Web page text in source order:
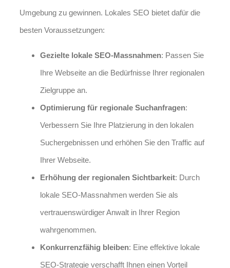
Umgebung zu gewinnen. Lokales SEO bietet dafür die
besten Voraussetzungen:
Gezielte lokale SEO-Massnahmen: Passen Sie
Ihre Webseite an die Bedürfnisse Ihrer regionalen
Zielgruppe an.
Optimierung für regionale Suchanfragen:
Verbessern Sie Ihre Platzierung in den lokalen
Suchergebnissen und erhöhen Sie den Traffic auf
Ihrer Webseite.
Erhöhung der regionalen Sichtbarkeit: Durch
lokale SEO-Massnahmen werden Sie als
vertrauenswürdiger Anwalt in Ihrer Region
wahrgenommen.
Konkurrenzfähig bleiben: Eine effektive lokale
SEO-Strategie verschafft Ihnen einen Vorteil